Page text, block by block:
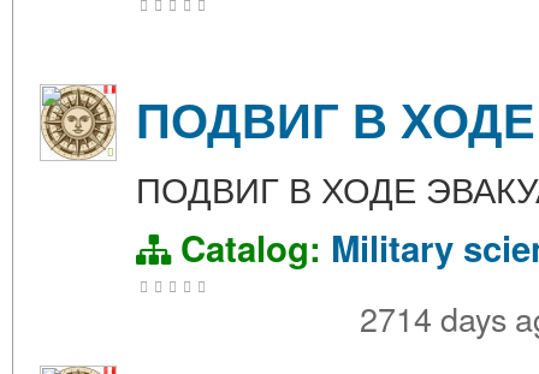
ПОДВИГ В
ПОДВИГ В ХОДЕ
Catalog: Military
2714 days